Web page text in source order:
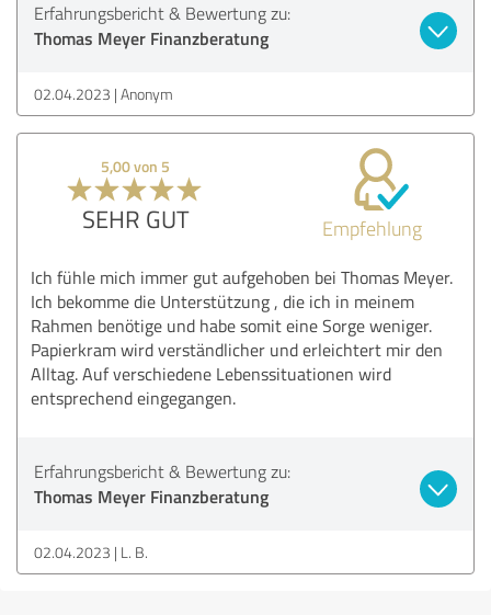
Erfahrungsbericht & Bewertung zu:
Thomas Meyer Finanzberatung
02.04.2023 Anonym
5,00 von 5
SEHR GUT Empfehlung
Ich fühle mich immer gut aufgehoben bei Thomas Meyer.
Ich bekomme die Unterstützung , die ich in meinem
Rahmen benötige und habe somit eine Sorge weniger.
Papierkram wird verständlicher und erleichtert mir den
Alltag. Auf verschiedene Lebenssituationen wird
entsprechend eingegangen.
Erfahrungsbericht & Bewertung zu:
Thomas Meyer Finanzberatung
02.04.2023 L. B.